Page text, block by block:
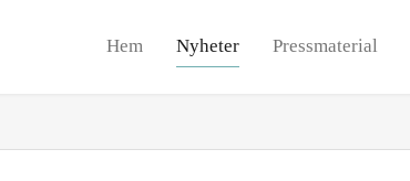
Hem Nyheter Pressmaterial